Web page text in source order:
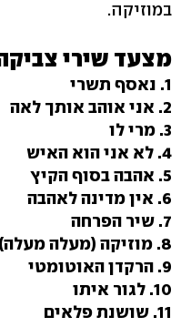
במוזיקה.
מצעד שירי
1. נאסף תשרי
2. אני אוהב אותך לאה
3. מרי לו
4. לא אני הוא האיש
5. אהבה בסוף הקיץ
6. אין מדינה לאהבה
7. שיר הפרחה
8. מוזיקה (מעלה מעלה)
9. הרקדן האוטומטי
10. לגור איתו
11. שושנת פלאים